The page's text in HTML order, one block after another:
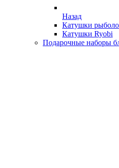
Назад
Катушки
Катушки Ryobi
Подарочные наборы